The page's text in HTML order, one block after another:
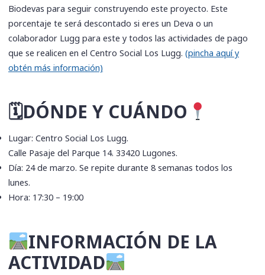
Biodevas para seguir construyendo este proyecto. Este
porcentaje te será descontado si eres un Deva o un
colaborador Lugg para este y todos las actividades de pago
que se realicen en el Centro Social Los Lugg.(pincha aquí y
obtén más información)
🗓DÓNDE Y CUÁNDO
Lugar: Centro Social Los Lugg.
Calle Pasaje del Parque 14. 33420 Lugones.
Día: 24 de marzo. Se repite durante 8 semanas todos los
lunes.
Hora: 17:30 – 19:00
INFORMACIÓN DE LA
ACTIVIDAD